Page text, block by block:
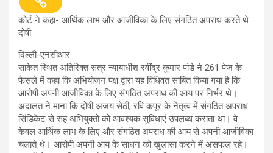
कोर्ट ने कहा- आर्थिक लाभ और आजीविका के लिए संगठित अपराध करते थे
दोषी
दिल्ली-एनसीआर
साकेत स्थित अतिरिक्त सत्र न्यायाधीश रवींद्र कुमार पांडे ने 261 पेज के
फैसले में कहा कि अभियोजन पक्ष द्वारा यह विधिवत साबित किया गया है कि
आरोपी अपनी आजीविका के लिए संगठित अपराध की आय पर निर्भर थे।
अदालत ने माना कि दोषी अजय सेठी, रवि कपूर के नेतृत्व में संगठित अपराध
सिंडिकेट से सह अभियुक्तों को आवश्यक सुविधाएं उपलब्ध कराता था। वे
केवल आर्थिक लाभ के लिए और संगठित अपराध की आय से अपनी आजीविका
चलाते थे। आरोपी अपनी आय के साधन को खुलासा करने में असफल रहे।